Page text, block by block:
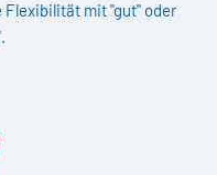
mit "gut" oder